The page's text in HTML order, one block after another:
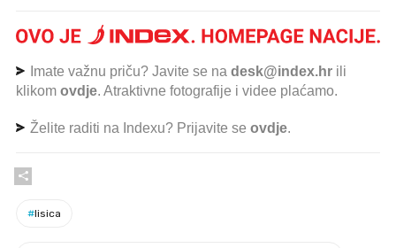
Imate važnu priču? Javite se na desk@index.hr ili
klikom ovdje. Atraktivne fotografije i videe plaćamo.
Želite raditi na Indexu? Prijavite se ovdje.
#lisica